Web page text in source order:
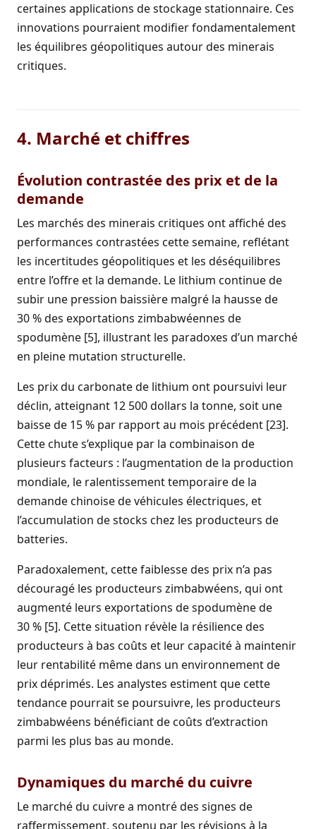
certaines applications de stockage stationnaire. Ces
innovations pourraient modifier fondamentalement
les équilibres géopolitiques autour des minerais
critiques.
4. Marché et chiffres
Évolution contrastée des prix et de la
demande
Les marchés des minerais critiques ont affiché des
performances contrastées cette semaine, reflétant
les incertitudes géopolitiques et les déséquilibres
entre l’offre et la demande. Le lithium continue de
subir une pression baissière malgré la hausse de
30 % des exportations zimbabwéennes de
spodumène [5], illustrant les paradoxes d’un marché
en pleine mutation structurelle.
Les prix du carbonate de lithium ont poursuivi leur
déclin, atteignant 12 500 dollars la tonne, soit une
baisse de 15 % par rapport au mois précédent [23].
Cette chute s’explique par la combinaison de
plusieurs facteurs : l’augmentation de la production
mondiale, le ralentissement temporaire de la
demande chinoise de véhicules électriques, et
l’accumulation de stocks chez les producteurs de
batteries.
Paradoxalement, cette faiblesse des prix n’a pas
découragé les producteurs zimbabwéens, qui ont
augmenté leurs exportations de spodumène de
30 % [5]. Cette situation révèle la résilience des
producteurs à bas coûts et leur capacité à maintenir
leur rentabilité même dans un environnement de
prix déprimés. Les analystes estiment que cette
tendance pourrait se poursuivre, les producteurs
zimbabwéens bénéficiant de coûts d’extraction
parmi les plus bas au monde.
Dynamiques du marché du cuivre
Le marché du cuivre a montré des signes de
raffermissement, soutenu par les révisions à la